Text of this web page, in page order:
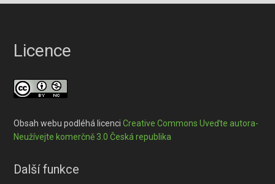
Licence
Obsah webu podléhá licenciCreative Commons Uveďte autora-
Neužívejte komerčně 3.0 Česká republika
Další funkce